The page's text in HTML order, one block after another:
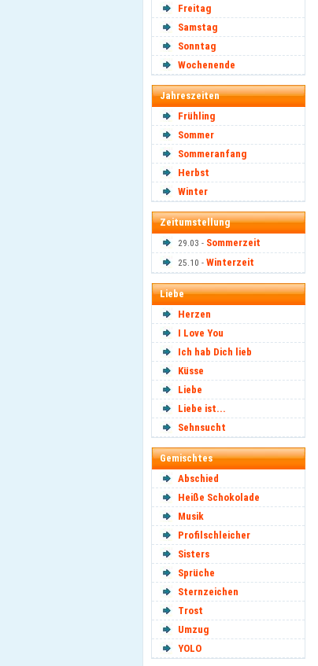
Freitag
Samstag
Sonntag
Wochenende
Jahreszeiten
Frühling
Sommer
Sommeranfang
Herbst
Winter
Zeitumstellung
29.03 - Sommerzeit
25.10 - Winterzeit
Liebe
Herzen
I Love You
Ich hab Dich lieb
Küsse
Liebe
Liebe ist...
Sehnsucht
Gemischtes
Abschied
Heiße Schokolade
Musik
Profilschleicher
Sisters
Sprüche
Sternzeichen
Trost
Umzug
YOLO